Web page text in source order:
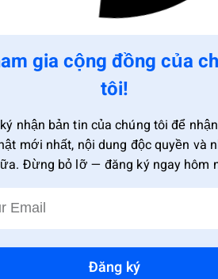
gia cộng đồng của
tôi!
nhận bản tin của chúng tôi để
mới nhất, nội dung độc quyền và
Đừng bỏ lỡ — đăng ký ngay hôm
Đăng ký